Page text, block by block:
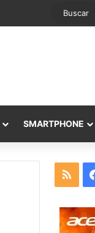
SMARTPHONE
RSS